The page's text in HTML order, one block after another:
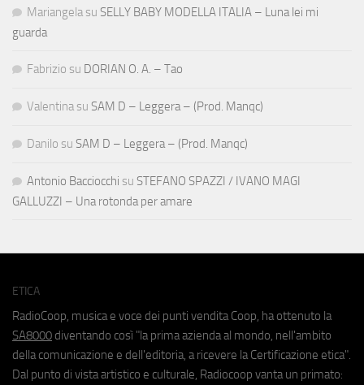
Mariangela su SELLY BABY MODELLA ITALIA – Luna lei mi
guarda
Fabrizio su DORIAN O. A. – Tao
Valentina su SAM D – Leggera – (Prod. Manqc)
Danilo su SAM D – Leggera – (Prod. Manqc)
Antonio Bacciocchi su STEFANO SPAZZI / IVANO MAGI
GALLUZZI – Una rotonda per amare
ETICA
RadioCoop, musica e voce dei punti vendita Coop, ha ottenuto la
SA8000 diventando così "la prima azienda al mondo, nell'ambito
della comunicazione e dell'editoria, a ricevere la Certificazione etica".
Dal punto di vista artistico e culturale, Radiocoop vanta un primato: